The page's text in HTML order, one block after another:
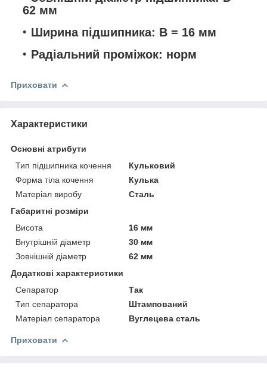
62 мм
Ширина підшипника: B = 16 мм
Радіальний проміжок: норм
Приховати
Характеристики
Основні атрибути
Тип підшипника кочення
Кульковий
Форма тіла кочення
Кулька
Матеріал виробу
Сталь
Габаритні розміри
Висота
16 мм
Внутрішній діаметр
30 мм
Зовнішній діаметр
62 мм
Додаткові характеристики
Сепаратор
Так
Тип сепаратора
Штампований
Матеріал сепаратора
Вуглецева сталь
Приховати